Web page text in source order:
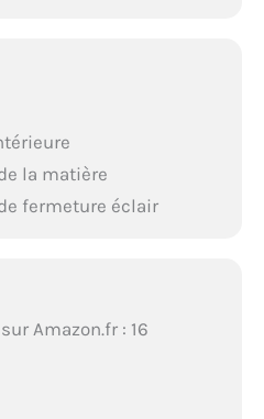
la matière
fermeture éclair
Amazon.fr : 16